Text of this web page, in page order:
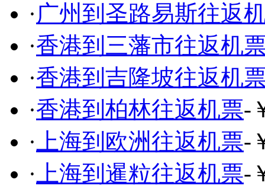
·广州到圣路易斯往返
·香港到三藩市往返机
·香港到吉隆坡往返机
·香港到柏林往返机票-
· 上海到欧洲往返机票-
· 上海到暹粒往返机票-